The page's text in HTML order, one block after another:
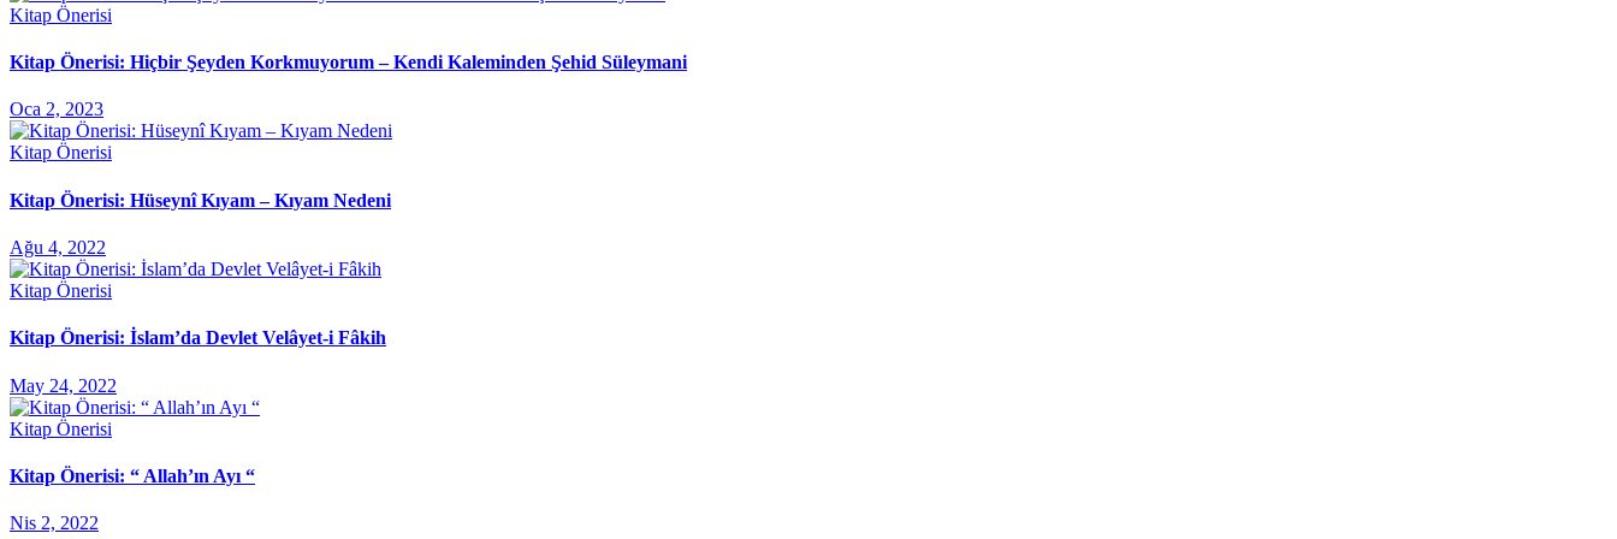
Kitap Önerisi
Kitap Önerisi: Hiçbir Şeyden Korkmuyorum – Kendi Kaleminden Şehid Süleymani
Oca 2, 2023
Kitap Önerisi
Kitap Önerisi: Hüseynî Kıyam – Kıyam Nedeni
Ağu 4, 2022
Kitap Önerisi
Kitap Önerisi: İslam’da Devlet Velâyet-i Fâkih
May 24, 2022
Kitap Önerisi
Kitap Önerisi: “ Allah’ın Ayı “
Nis 2, 2022